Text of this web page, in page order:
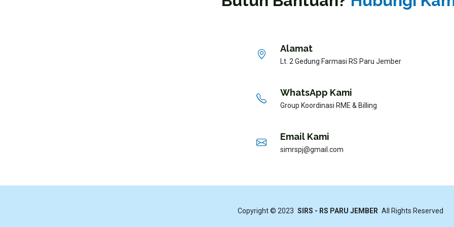
Alamat
Lt. 2 Gedung Farmasi RS Paru Jember
WhatsApp Kami
Group Koordinasi RME & Billing
Email Kami
simrspj@gmail.com
Copyright © 2023 SIRS - RS PARU JEMBER All Rights Reserved